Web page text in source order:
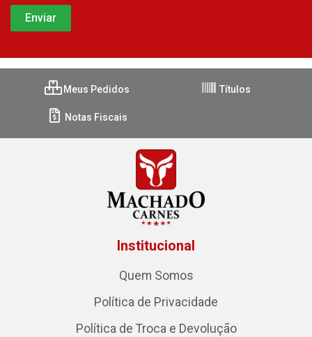
Meus Pedidos Títulos
Notas Fiscais
Institucional
Quem Somos
Política de Privacidade
Política de Troca e Devolução